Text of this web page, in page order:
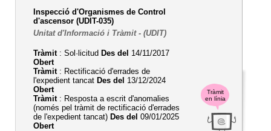
Tràmit
en línia
Inspecció d'Organismes de Control
d'ascensor (UDIT-035)
Unitat d'Informació i Tràmit - (UDIT)
Tràmit: Sol·licitud Des del 14/11/2017
Obert
Tràmit: Rectificació d'errades de
l'expedient tancat Des del 13/12/2024
Obert
Tràmit: Resposta a escrit d'anomalies
(només pel tràmit de rectificació d'errades
de l'expedient tancat) Des del 09/01/2025
Obert